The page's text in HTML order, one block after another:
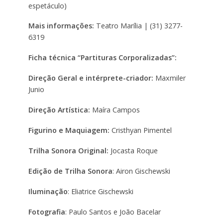
espetáculo)
Mais informações: Teatro Marília | (31) 3277-
6319
Ficha técnica “Partituras Corporalizadas”:
Direção Geral e intérprete-criador: Maxmiler
Junio
Direção Artística: Maíra Campos
Figurino e Maquiagem: Cristhyan Pimentel
Trilha Sonora Original: Jocasta Roque
Edição de Trilha Sonora: Airon Gischewski
Iluminação: Eliatrice Gischewski
Fotografia: Paulo Santos e João Bacelar